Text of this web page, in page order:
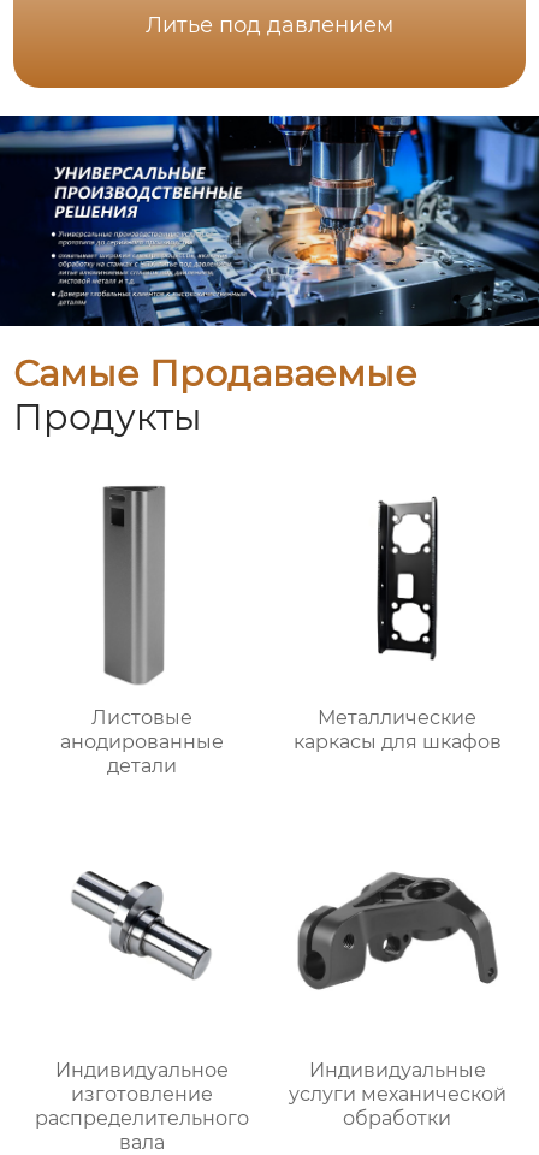
Литье под давлением
Самые Продаваемые
Продукты
Листовые
анодированные
детали
Металлические
каркасы для шкафов
Индивидуальное
изготовление
распределительного
вала
Индивидуальные
услуги механической
обработки